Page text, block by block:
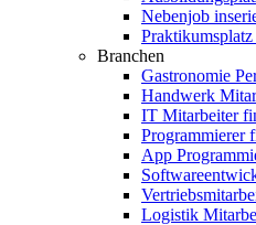
Nebenjob
Praktikumsplatz
Branchen
Gastronomie
Handwerk
IT Mitarbeiter
Programmierer
App
Logistik